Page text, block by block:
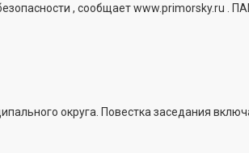
, сообщает www.primorsky.ru .
округа. Повестка заседания